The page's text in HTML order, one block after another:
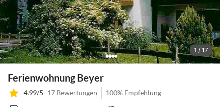
1 / 17
Ferienwohnung Beyer
4.99/5 17 Bewertungen 100% Empfehlung